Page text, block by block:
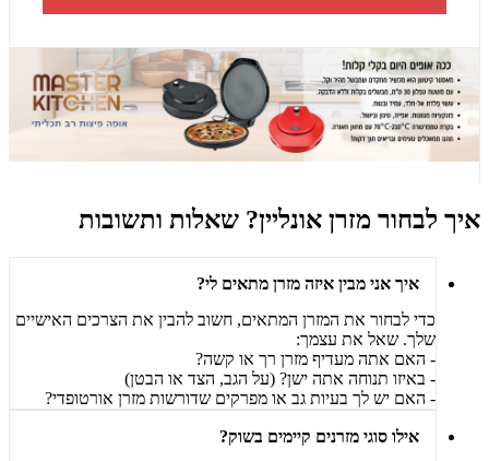
איך לבחור מזרן אונליין? שאלות ותשובות
איך אני מבין איזה מזרן מתאים לי?
כדי לבחור את המזרן המתאים, חשוב להבין את הצרכים האישיים
שלך. שאל את עצמך:
- האם אתה מעדיף מזרן רך או קשה?
- באיזו תנוחה אתה ישן? (על הגב, הצד או הבטן)
- האם יש לך בעיות גב או מפרקים שדורשות מזרן אורטופדי?
אילו סוגי מזרנים קיימים בשוק?